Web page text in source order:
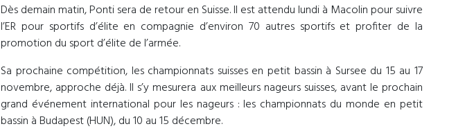
Dès demain matin, Ponti sera de retour en Suisse. Il est attendu lundi à Macolin pour suivre
l’ER pour sportifs d’élite en compagnie d’environ 70 autres sportifs et profiter de la
promotion du sport d’élite de l’armée.
Sa prochaine compétition, les championnats suisses en petit bassin à Sursee du 15 au 17
novembre, approche déjà. Il s’y mesurera aux meilleurs nageurs suisses, avant le prochain
grand événement international pour les nageurs : les championnats du monde en petit
bassin à Budapest (HUN), du 10 au 15 décembre.